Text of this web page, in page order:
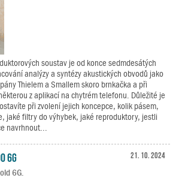
soustav je od konce sedmdesátých
analýzy a syntézy akustických obvodů jako
Thielem a Smallem skoro brnkačka a při
z aplikací na chytrém telefonu. Důležité je
při zvolení jejich koncepce, kolik pásem,
jaké filtry do výhybek, jaké reproduktory, jestli
navrhnout...
21. 10. 2024
6G
6G.